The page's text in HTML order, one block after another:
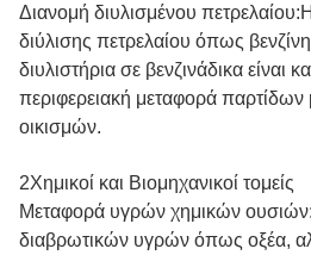
Διανομή διυλισμένου
διύλισης πετρελαίου όπως
διυλιστήρια σε βενζινάδικα είναι
περιφερειακή μεταφορά παρτίδων
οικισμών.
2Χημικοί και Βιομηχανικοί τομείς
Μεταφορά υγρών χημικών
διαβρωτικών υγρών όπως οξέα,